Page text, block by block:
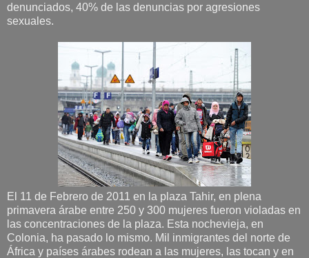
denunciados, 40% de las denuncias por agresiones
sexuales.
El 11 de Febrero de 2011 en la plaza Tahir, en plena
primavera árabe entre 250 y 300 mujeres fueron violadas en
las concentraciones de la plaza. Esta nochevieja, en
Colonia, ha pasado lo mismo. Mil inmigrantes del norte de
África y países árabes rodean a las mujeres, las tocan y en